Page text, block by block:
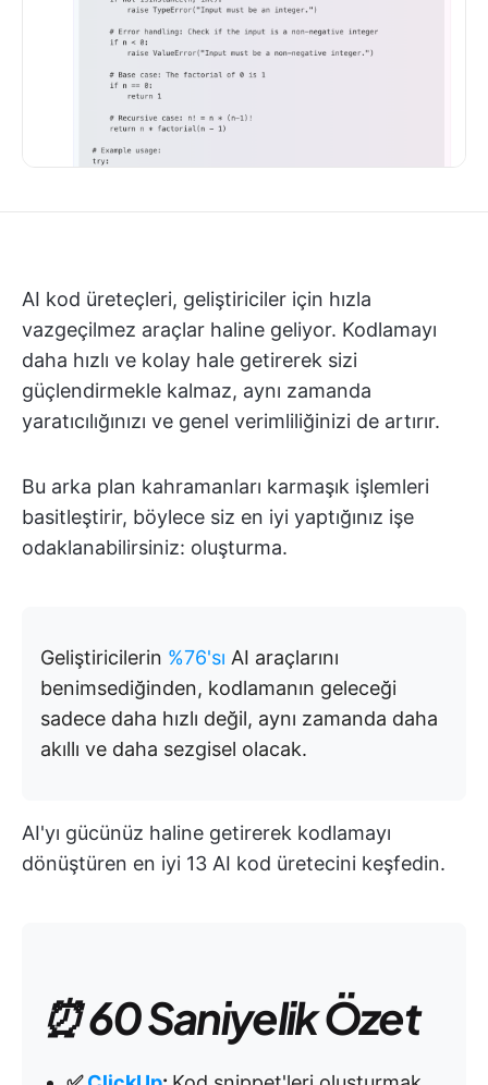
AI kod üreteçleri, geliştiriciler için hızla
vazgeçilmez araçlar haline geliyor. Kodlamayı
daha hızlı ve kolay hale getirerek sizi
güçlendirmekle kalmaz, aynı zamanda
yaratıcılığınızı ve genel verimliliğinizi de artırır.
Bu arka plan kahramanları karmaşık işlemleri
basitleştirir, böylece siz en iyi yaptığınız işe
odaklanabilirsiniz: oluşturma.
Geliştiricilerin %76'sı AI araçlarını
benimsediğinden, kodlamanın geleceği
sadece daha hızlı değil, aynı zamanda daha
akıllı ve daha sezgisel olacak.
AI'yı gücünüz haline getirerek kodlamayı
dönüştüren en iyi 13 AI kod üretecini keşfedin.
⏰ 60 Saniyelik Özet